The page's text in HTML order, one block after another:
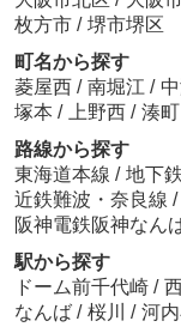
枚方市 / 堺市堺区
町名から探す
菱屋西 / 南堀江 /
塚本 / 上野西 / 湊町
路線から探す
東海道本線 / 地下
近鉄難波・奈良線 /
阪神電鉄阪神なん
駅から探す
ドーム前千代崎 /
なんば / 桜川 / 河